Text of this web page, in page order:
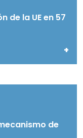
de la UE en 57
+
de